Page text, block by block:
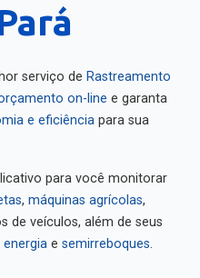
serviço de Rastreamento
on-line e garanta
e eficiência para sua
para você monitorar
, máquinas agrícolas,
de veículos, além de seus
e semirreboques.